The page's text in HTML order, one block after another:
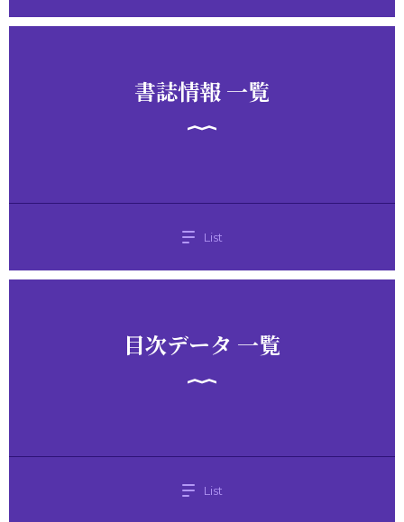
書誌情報 一覧
List
目次データ 一覧
List